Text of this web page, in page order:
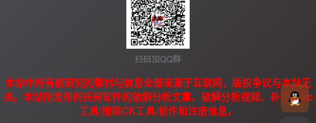
扫码加QQ群
本站中所有被研究的素材与信息全部来源于互联网，版权争议与本站无
关。本站所发布的任何软件的破解分析文章、破解分析视频、补丁、/zc
工具/提取CK工具/软件和注册信息，